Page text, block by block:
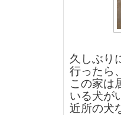
久しぶり
行ったら
この家は
いる犬が
近所の犬